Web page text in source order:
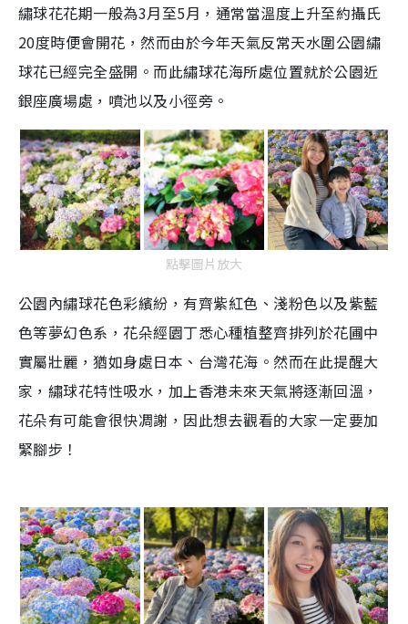
繡球花花期一般為3月至5月，通常當溫度上升至約攝氏
20度時便會開花，然而由於今年天氣反常天水圍公園繡
球花已經完全盛開。而此繡球花海所處位置就於公園近
銀座廣場處，噴池以及小徑旁。
點擊圖片放大
公園內繡球花色彩繽紛，有齊紫紅色、淺粉色以及紫藍
色等夢幻色系，花朵經園丁悉心種植整齊排列於花圃中
實屬壯麗，猶如身處日本、台灣花海。然而在此提醒大
家，繡球花特性吸水，加上香港未來天氣將逐漸回溫，
花朵有可能會很快凋謝，因此想去觀看的大家一定要加
緊腳步！